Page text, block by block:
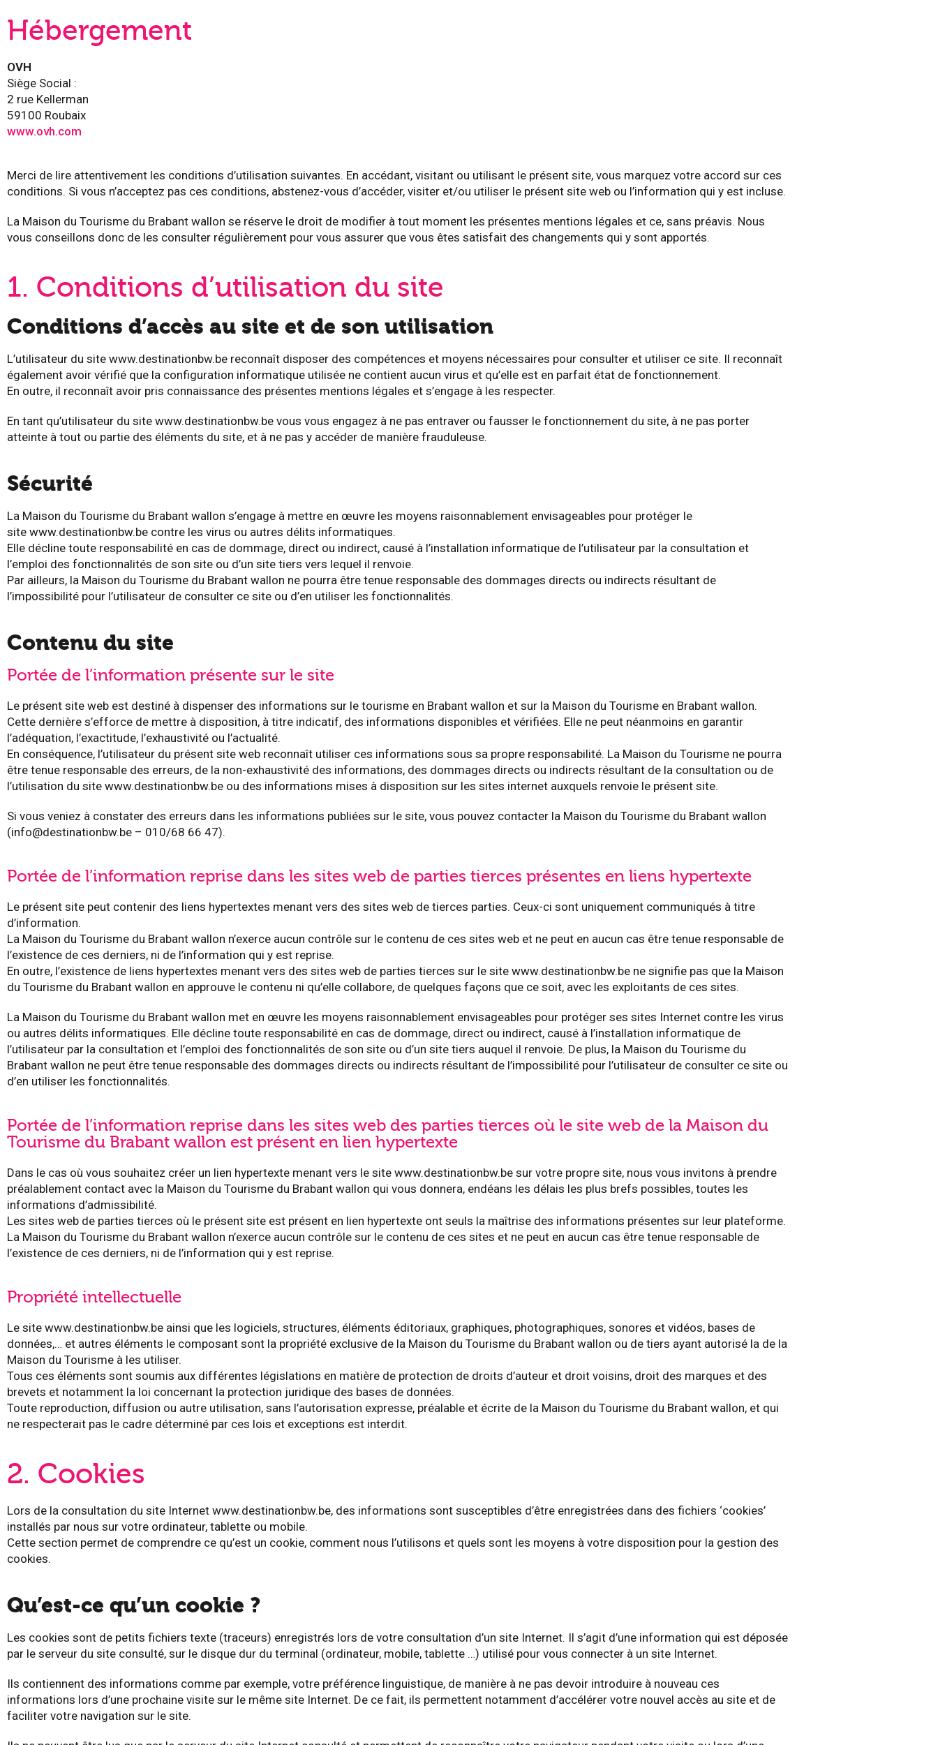
Hébergement
OVH
Siège Social :
2 rue Kellerman
59100 Roubaix
www.ovh.com
Merci de lire attentivement les conditions d’utilisation suivantes. En accédant, visitant ou utilisant le présent site, vous marquez votre accord sur ces
conditions. Si vous n’acceptez pas ces conditions, abstenez-vous d’accéder, visiter et/ou utiliser le présent site web ou l’information qui y est incluse.
La Maison du Tourisme du Brabant wallon se réserve le droit de modifier à tout moment les présentes mentions légales et ce, sans préavis. Nous
vous conseillons donc de les consulter régulièrement pour vous assurer que vous êtes satisfait des changements qui y sont apportés.
1. Conditions d’utilisation du site
Conditions d’accès au site et de son utilisation
L’utilisateur du site www.destinationbw.be reconnaît disposer des compétences et moyens nécessaires pour consulter et utiliser ce site. Il reconnaît
également avoir vérifié que la configuration informatique utilisée ne contient aucun virus et qu’elle est en parfait état de fonctionnement.
En outre, il reconnaît avoir pris connaissance des présentes mentions légales et s’engage à les respecter.
En tant qu’utilisateur du site www.destinationbw.be vous vous engagez à ne pas entraver ou fausser le fonctionnement du site, à ne pas porter
atteinte à tout ou partie des éléments du site, et à ne pas y accéder de manière frauduleuse.
Sécurité
La Maison du Tourisme du Brabant wallon s’engage à mettre en œuvre les moyens raisonnablement envisageables pour protéger le
site www.destinationbw.be contre les virus ou autres délits informatiques.
Elle décline toute responsabilité en cas de dommage, direct ou indirect, causé à l’installation informatique de l’utilisateur par la consultation et
l’emploi des fonctionnalités de son site ou d’un site tiers vers lequel il renvoie.
Par ailleurs, la Maison du Tourisme du Brabant wallon ne pourra être tenue responsable des dommages directs ou indirects résultant de
l’impossibilité pour l’utilisateur de consulter ce site ou d’en utiliser les fonctionnalités.
Contenu du site
Portée de l’information présente sur le site
Le présent site web est destiné à dispenser des informations sur le tourisme en Brabant wallon et sur la Maison du Tourisme en Brabant wallon.
Cette dernière s’efforce de mettre à disposition, à titre indicatif, des informations disponibles et vérifiées. Elle ne peut néanmoins en garantir
l’adéquation, l’exactitude, l’exhaustivité ou l’actualité.
En conséquence, l’utilisateur du présent site web reconnaît utiliser ces informations sous sa propre responsabilité. La Maison du Tourisme ne pourra
être tenue responsable des erreurs, de la non-exhaustivité des informations, des dommages directs ou indirects résultant de la consultation ou de
l’utilisation du site www.destinationbw.be ou des informations mises à disposition sur les sites internet auxquels renvoie le présent site.
Si vous veniez à constater des erreurs dans les informations publiées sur le site, vous pouvez contacter la Maison du Tourisme du Brabant wallon
(info@destinationbw.be – 010/68 66 47).
Portée de l’information reprise dans les sites web de parties tierces présentes en liens hypertexte
Le présent site peut contenir des liens hypertextes menant vers des sites web de tierces parties. Ceux-ci sont uniquement communiqués à titre
d’information.
La Maison du Tourisme du Brabant wallon n’exerce aucun contrôle sur le contenu de ces sites web et ne peut en aucun cas être tenue responsable de
l’existence de ces derniers, ni de l’information qui y est reprise.
En outre, l’existence de liens hypertextes menant vers des sites web de parties tierces sur le site www.destinationbw.be ne signifie pas que la Maison
du Tourisme du Brabant wallon en approuve le contenu ni qu’elle collabore, de quelques façons que ce soit, avec les exploitants de ces sites.
La Maison du Tourisme du Brabant wallon met en œuvre les moyens raisonnablement envisageables pour protéger ses sites Internet contre les virus
ou autres délits informatiques. Elle décline toute responsabilité en cas de dommage, direct ou indirect, causé à l’installation informatique de
l’utilisateur par la consultation et l’emploi des fonctionnalités de son site ou d’un site tiers auquel il renvoie. De plus, la Maison du Tourisme du
Brabant wallon ne peut être tenue responsable des dommages directs ou indirects résultant de l’impossibilité pour l’utilisateur de consulter ce site ou
d’en utiliser les fonctionnalités.
Portée de l’information reprise dans les sites web des parties tierces où le site web de la Maison du
Tourisme du Brabant wallon est présent en lien hypertexte
Dans le cas où vous souhaitez créer un lien hypertexte menant vers le site www.destinationbw.be sur votre propre site, nous vous invitons à prendre
préalablement contact avec la Maison du Tourisme du Brabant wallon qui vous donnera, endéans les délais les plus brefs possibles, toutes les
informations d’admissibilité.
Les sites web de parties tierces où le présent site est présent en lien hypertexte ont seuls la maîtrise des informations présentes sur leur plateforme.
La Maison du Tourisme du Brabant wallon n’exerce aucun contrôle sur le contenu de ces sites et ne peut en aucun cas être tenue responsable de
l’existence de ces derniers, ni de l’information qui y est reprise.
Propriété intellectuelle
Le site www.destinationbw.be ainsi que les logiciels, structures, éléments éditoriaux, graphiques, photographiques, sonores et vidéos, bases de
données,… et autres éléments le composant sont la propriété exclusive de la Maison du Tourisme du Brabant wallon ou de tiers ayant autorisé la de la
Maison du Tourisme à les utiliser.
Tous ces éléments sont soumis aux différentes législations en matière de protection de droits d’auteur et droit voisins, droit des marques et des
brevets et notamment la loi concernant la protection juridique des bases de données.
Toute reproduction, diffusion ou autre utilisation, sans l’autorisation expresse, préalable et écrite de la Maison du Tourisme du Brabant wallon, et qui
ne respecterait pas le cadre déterminé par ces lois et exceptions est interdit.
2. Cookies
Lors de la consultation du site Internet www.destinationbw.be, des informations sont susceptibles d’être enregistrées dans des fichiers ‘cookies’
installés par nous sur votre ordinateur, tablette ou mobile.
Cette section permet de comprendre ce qu’est un cookie, comment nous l’utilisons et quels sont les moyens à votre disposition pour la gestion des
cookies.
Qu’est-ce qu’un cookie ?
Les cookies sont de petits fichiers texte (traceurs) enregistrés lors de votre consultation d’un site Internet. Il s’agit d’une information qui est déposée
par le serveur du site consulté, sur le disque dur du terminal (ordinateur, mobile, tablette …) utilisé pour vous connecter à un site Internet.
Ils contiennent des informations comme par exemple, votre préférence linguistique, de manière à ne pas devoir introduire à nouveau ces
informations lors d’une prochaine visite sur le même site Internet. De ce fait, ils permettent notamment d’accélérer votre nouvel accès au site et de
faciliter votre navigation sur le site.